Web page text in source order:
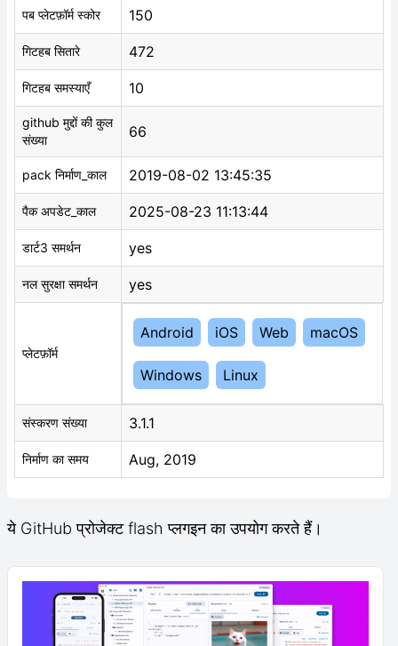
पब प्लेटफ़ॉर्म स्कोर 150
गिटहब सितारे 472
गिटहब समस्याएँ 10
github मुद्दों की कुल
संख्या
66
pack निर्माण_काल 2019-08-02 13:45:35
पैक अपडेट_काल 2025-08-23 11:13:44
डार्ट3 समर्थन yes
नल सुरक्षा समर्थन yes
प्लेटफ़ॉर्म
Android iOS Web macOS
Windows Linux
संस्करण संख्या 3.1.1
निर्माण का समय Aug, 2019
ये GitHub प्रोजेक्ट flash प्लगइन का उपयोग करते हैं।